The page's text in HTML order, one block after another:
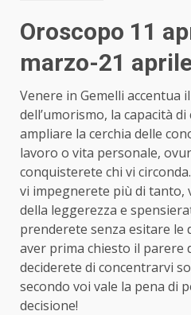
Oroscopo 11
marzo-21
Venere in Gemelli accentua
dell’umorismo, la capacità
ampliare la cerchia delle
lavoro o vita personale,
conquisterete chi vi
vi impegnerete più di tanto,
della leggerezza e
prenderete senza esitare le
aver prima chiesto il parere
deciderete di concentrarvi
secondo voi vale la pena di
decisione!